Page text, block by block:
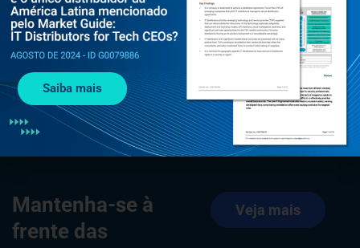
Mantenha-se à
frente das
Veja mais
Saiba mais